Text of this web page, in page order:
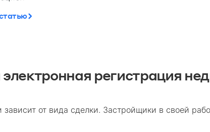
электронная регистрация
зависит от вида сделки. Застройщики в своей